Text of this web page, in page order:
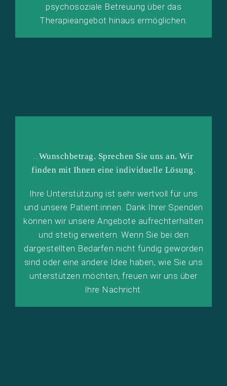
psychosoziale Betreuung über das
Therapieangebot hinaus ermöglichen.
…Wunschbetrag. Sprechen Sie uns an. Wir
finden mit Ihnen eine individuelle Lösung.
Ihre Unterstützung ist sehr wertvoll für uns
und unsere Patient:innen. Dank Ihrer Spenden
können wir unsere Angebote aufrechterhalten
und stetig erweitern. Wenn Sie bei den
dargestellten Bedarfen nicht fündig geworden
sind oder eine andere Idee haben, wie Sie uns
unterstützen möchten, freuen wir uns über
Ihre Nachricht.